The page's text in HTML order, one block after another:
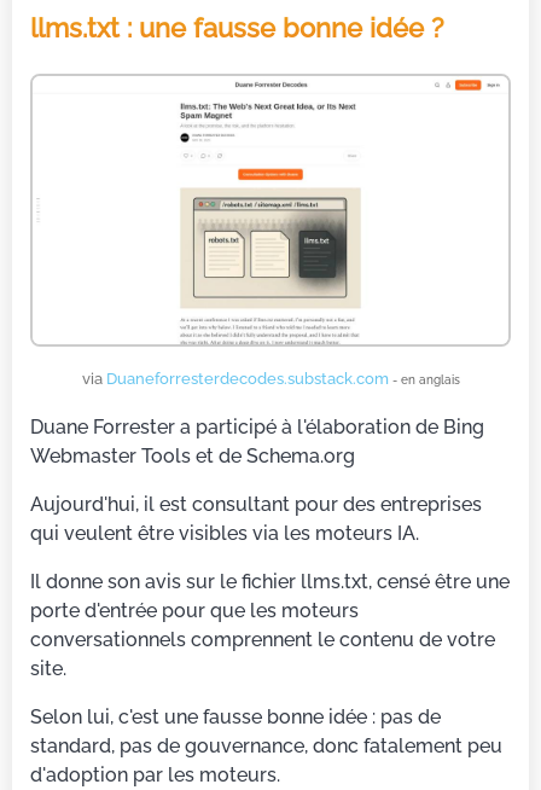
llms.txt : une fausse bonne idée ?
via Duaneforresterdecodes.substack.com - en anglais
Duane Forrester a participé à l'élaboration de Bing
Webmaster Tools et de Schema.org
Aujourd'hui, il est consultant pour des entreprises
qui veulent être visibles via les moteurs IA.
Il donne son avis sur le fichier llms.txt, censé être une
porte d'entrée pour que les moteurs
conversationnels comprennent le contenu de votre
site.
Selon lui, c'est une fausse bonne idée : pas de
standard, pas de gouvernance, donc fatalement peu
d'adoption par les moteurs.